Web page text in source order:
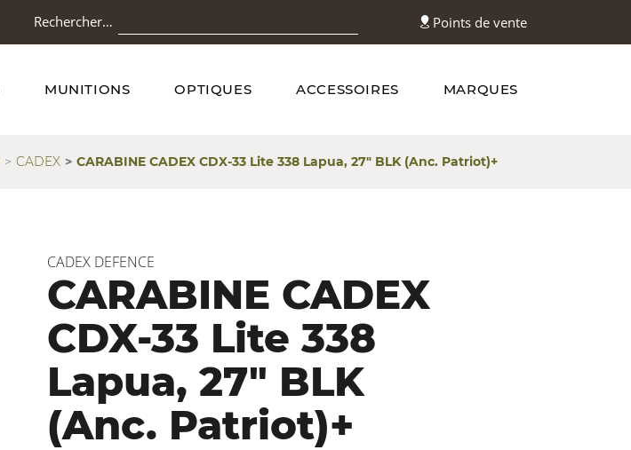
Rechercher… Points de vente
MUNITIONS OPTIQUES ACCESSOIRES MARQUES
CADEX CARABINE CADEX CDX-33 Lite 338 Lapua, 27″ BLK (Anc. Patriot)+
CADEX DEFENCE
CARABINE CADEX
CDX-33 Lite 338
Lapua, 27″ BLK
(Anc. Patriot)+